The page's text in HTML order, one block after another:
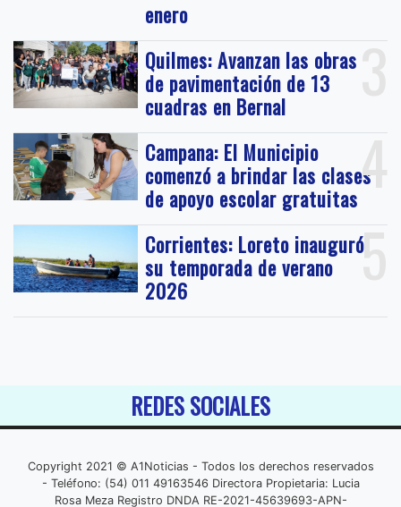
enero
3
Quilmes: Avanzan las obras
de pavimentación de 13
cuadras en Bernal
4
Campana: El Municipio
comenzó a brindar las clases
de apoyo escolar gratuitas
5
Corrientes: Loreto inauguró
su temporada de verano
2026
REDES SOCIALES
Copyright 2021 © A1Noticias - Todos los derechos reservados
- Teléfono: (54) 011 49163546 Directora Propietaria: Lucia
Rosa Meza Registro DNDA RE-2021-45639693-APN-